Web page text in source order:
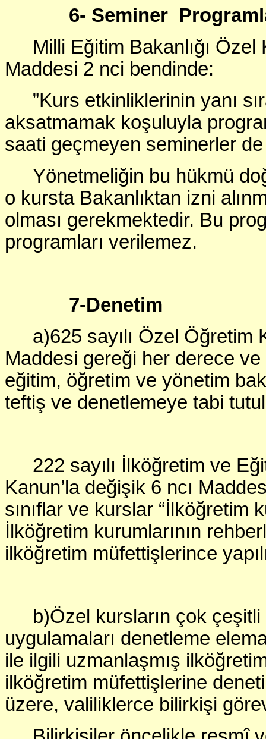
6- Seminer
Milli Eğitim Bakanlığı
Maddesi 2 nci bendinde:
”Kurs etkinliklerinin yanı
aksatmamak koşuluyla
saati geçmeyen seminerler
Yönetmeliğin bu hükmü
o kursta Bakanlıktan izni
olması gerekmektedir. Bu
programları verilemez.
7-Denetim
a)625 sayılı Özel Öğretim
Maddesi gereği her derece
eğitim, öğretim ve yönetim
teftiş ve denetlemeye tabi
222 sayılı İlköğretim ve
Kanun’la değişik 6 ncı
sınıflar ve kurslar “İlköğretim
İlköğretim kurumlarının
ilköğretim müfettişlerince
b)Özel kursların çok
uygulamaları denetleme
ile ilgili uzmanlaşmış
ilköğretim müfettişlerine
üzere, valiliklerce bilirkişi